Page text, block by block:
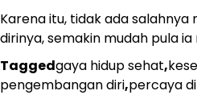
Karena itu, tidak ada
dirinya, semakin mudah pula
Taggedgaya hidup sehat,
pengembangan diri,percaya